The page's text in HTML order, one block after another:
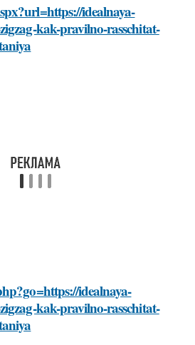
idealnaya-
kak-pravilno-rasschitat-
idealnaya-
kak-pravilno-rasschitat-